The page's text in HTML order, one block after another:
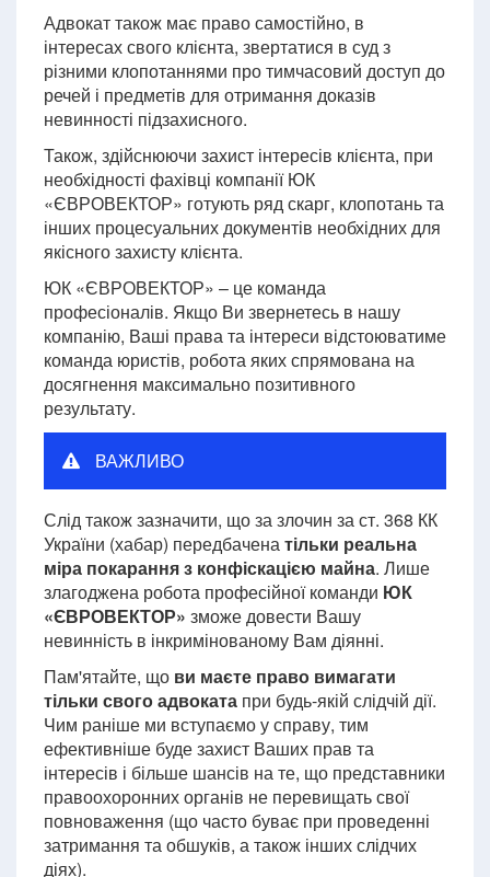
Адвокат також має право самостійно, в
інтересах свого клієнта, звертатися в суд з
різними клопотаннями про тимчасовий доступ до
речей і предметів для отримання доказів
невинності підзахисного.
Також, здійснюючи захист інтересів клієнта, при
необхідності фахівці компанії ЮК
«ЄВРОВЕКТОР» готують ряд скарг, клопотань та
інших процесуальних документів необхідних для
якісного захисту клієнта.
ЮК «ЄВРОВЕКТОР» – це команда
професіоналів. Якщо Ви звернетесь в нашу
компанію, Ваші права та інтереси відстоюватиме
команда юристів, робота яких спрямована на
досягнення максимально позитивного
результату.
ВАЖЛИВО
Слід також зазначити, що за злочин за ст. 368 КК
України (хабар) передбаченатільки реальна
міра покарання з конфіскацією майна. Лише
злагоджена робота професійної команди ЮК
«ЄВРОВЕКТОР» зможе довести Вашу
невинність в інкримінованому Вам діянні.
Пам'ятайте, що ви маєте право вимагати
тільки свого адвоката при будь-якій слідчій дії.
Чим раніше ми вступаємо у справу, тим
ефективніше буде захист Ваших прав та
інтересів і більше шансів на те, що представники
правоохоронних органів не перевищать свої
повноваження (що часто буває при проведенні
затримання та обшуків, а також інших слідчих
діях).